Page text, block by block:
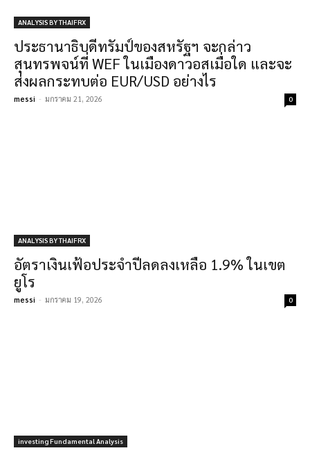
ANALYSIS BY THAIFRX
ประธานาธิบดีทรัมป์ของสหรัฐฯ จะกล่าว
สุนทรพจน์ที่ WEF ในเมืองดาวอสเมื่อใด และจะ
ส่งผลกระทบต่อ EUR/USD อย่างไร
messi - มกราคม 21, 2026 0
ANALYSIS BY THAIFRX
อัตราเงินเฟ้อประจำปีลดลงเหลือ 1.9% ในเขต
ยูโร
messi - มกราคม 19, 2026 0
investing Fundamental Analysis